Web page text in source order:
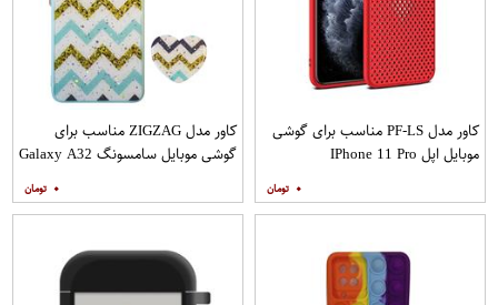
کاور مدل PF-LS مناسب برای گوشی
موبایل اپل IPhone 11 Pro
۰
کاور مدل ZIGZAG مناسب برای
گوشی موبایل سامسونگ Galaxy A32
۰